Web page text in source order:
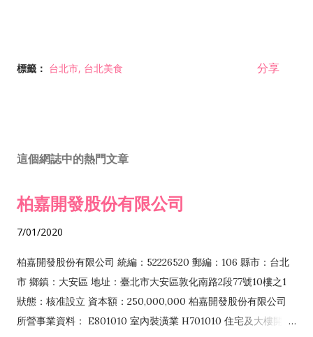
標籤： 台北市 台北美食 分享
這個網誌中的熱門文章
柏嘉開發股份有限公司
7/01/2020
柏嘉開發股份有限公司 統編：52226520 郵編：106 縣市：台北
市 鄉鎮：大安區 地址：臺北市大安區敦化南路2段77號10樓之1
狀態：核准設立 資本額：250,000,000 柏嘉開發股份有限公司
所營事業資料： E801010 室內裝潢業 H701010 住宅及大樓開發